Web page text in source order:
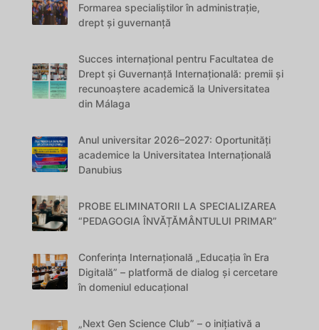
Formarea specialiștilor în administrație,
drept și guvernanță
Succes internațional pentru Facultatea de
Drept și Guvernanță Internațională: premii și
recunoaștere academică la Universitatea
din Málaga
Anul universitar 2026–2027: Oportunități
academice la Universitatea Internațională
Danubius
PROBE ELIMINATORII LA SPECIALIZAREA
“PEDAGOGIA ÎNVĂȚĂMÂNTULUI PRIMAR”
Conferința Internațională „Educația în Era
Digitală” – platformă de dialog și cercetare
în domeniul educațional
„Next Gen Science Club” – o inițiativă a